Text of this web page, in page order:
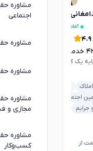
ثانی
تایید شده
آماده مشاوره فوری
۴.۹
خدمت ارائه شده موفق
یک کانون وکلای دادگستری
اجتماعی
جرایم
خودرو و حمل‌ونقل
از
تومان
۶۷۹,۰۰۰ تومان
مشاوره
اجتماعی
مشاوره
مشاوره
مشاوره
مجازی و
مشاوره
کسب‌وکار